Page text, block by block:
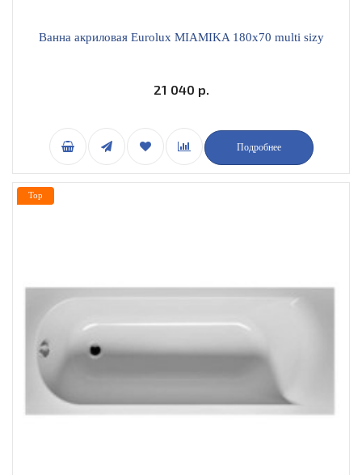
Ванна акриловая Eurolux MIAMIKA 180х70 multi sizу
21 040 р.
Подробнее
Top